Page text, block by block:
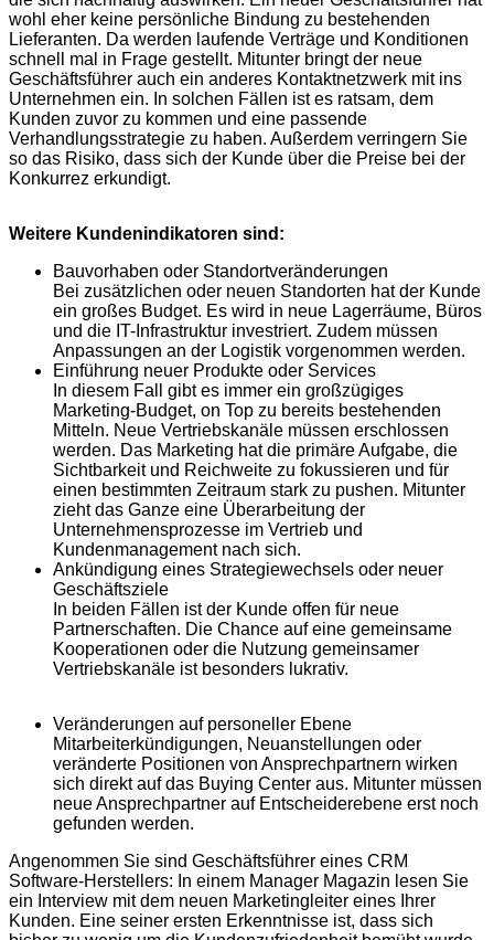
wohl eher keine persönliche Bindung zu bestehenden
Lieferanten. Da werden laufende Verträge und Konditionen
schnell mal in Frage gestellt. Mitunter bringt der neue
Geschäftsführer auch ein anderes Kontaktnetzwerk mit ins
Unternehmen ein. In solchen Fällen ist es ratsam, dem
Kunden zuvor zu kommen und eine passende
Verhandlungsstrategie zu haben. Außerdem verringern Sie
so das Risiko, dass sich der Kunde über die Preise bei der
Konkurrez erkundigt.
Weitere Kundenindikatoren sind:
Bauvorhaben oder Standortveränderungen
Bei zusätzlichen oder neuen Standorten hat der Kunde
ein großes Budget. Es wird in neue Lagerräume, Büros
und die IT-Infrastruktur investriert. Zudem müssen
Anpassungen an der Logistik vorgenommen werden.
Einführung neuer Produkte oder Services
In diesem Fall gibt es immer ein großzügiges
Marketing-Budget, on Top zu bereits bestehenden
Mitteln. Neue Vertriebskanäle müssen erschlossen
werden. Das Marketing hat die primäre Aufgabe, die
Sichtbarkeit und Reichweite zu fokussieren und für
einen bestimmten Zeitraum stark zu pushen. Mitunter
zieht das Ganze eine Überarbeitung der
Unternehmensprozesse im Vertrieb und
Kundenmanagement nach sich.
Ankündigung eines Strategiewechsels oder neuer
Geschäftsziele
In beiden Fällen ist der Kunde offen für neue
Partnerschaften. Die Chance auf eine gemeinsame
Kooperationen oder die Nutzung gemeinsamer
Vertriebskanäle ist besonders lukrativ.
Veränderungen auf personeller Ebene
Mitarbeiterkündigungen, Neuanstellungen oder
veränderte Positionen von Ansprechpartnern wirken
sich direkt auf das Buying Center aus. Mitunter müssen
neue Ansprechpartner auf Entscheiderebene erst noch
gefunden werden.
Angenommen Sie sind Geschäftsführer eines CRM
Software-Herstellers: In einem Manager Magazin lesen Sie
ein Interview mit dem neuen Marketingleiter eines Ihrer
Kunden. Eine seiner ersten Erkenntnisse ist, dass sich